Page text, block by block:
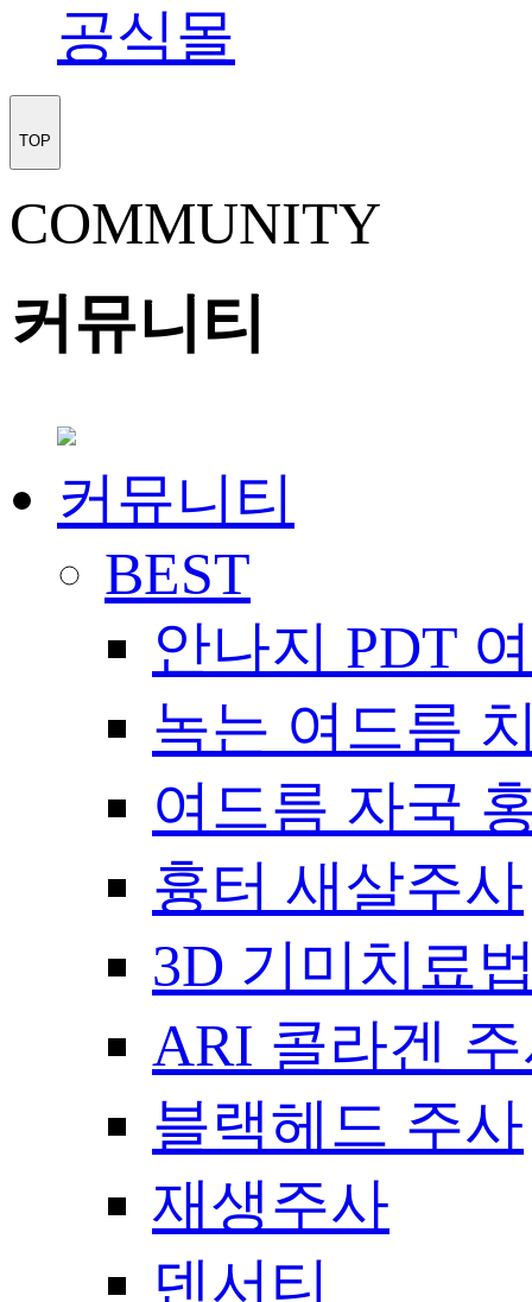
공식몰
TOP
COMMUNITY
커뮤니티
커뮤니티
BEST
안나지 PDT
녹는 여드름
여드름 자국
흉터 새살주사
3D 기미치료
ARI 콜라겐
블랙헤드 주사
재생주사
덴서티